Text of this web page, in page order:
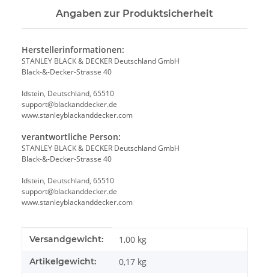
Angaben zur Produktsicherheit
Herstellerinformationen:
STANLEY BLACK & DECKER Deutschland GmbH
Black-&-Decker-Strasse 40
Idstein, Deutschland, 65510
support@blackanddecker.de
www.stanleyblackanddecker.com
verantwortliche Person:
STANLEY BLACK & DECKER Deutschland GmbH
Black-&-Decker-Strasse 40
Idstein, Deutschland, 65510
support@blackanddecker.de
www.stanleyblackanddecker.com
Produkteigenschaft
Wert
Versandgewicht: 1,00 kg
Artikelgewicht: 0,17 kg